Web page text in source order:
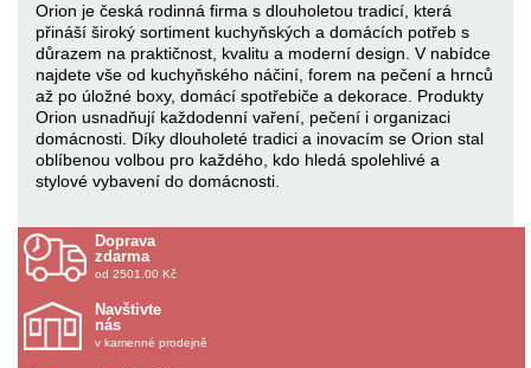
Orion je česká rodinná firma s dlouholetou tradicí, která
přináší široký sortiment kuchyňských a domácích potřeb s
důrazem na praktičnost, kvalitu a moderní design. V nabídce
najdete vše od kuchyňského náčiní, forem na pečení a hrnců
až po úložné boxy, domácí spotřebiče a dekorace. Produkty
Orion usnadňují každodenní vaření, pečení i organizaci
domácnosti. Díky dlouholeté tradici a inovacím se Orion stal
oblíbenou volbou pro každého, kdo hledá spolehlivé a
stylové vybavení do domácnosti.
Doprava
zdarma
od 2501.00 Kč
Navštivte
nás
v kamenné prodejně